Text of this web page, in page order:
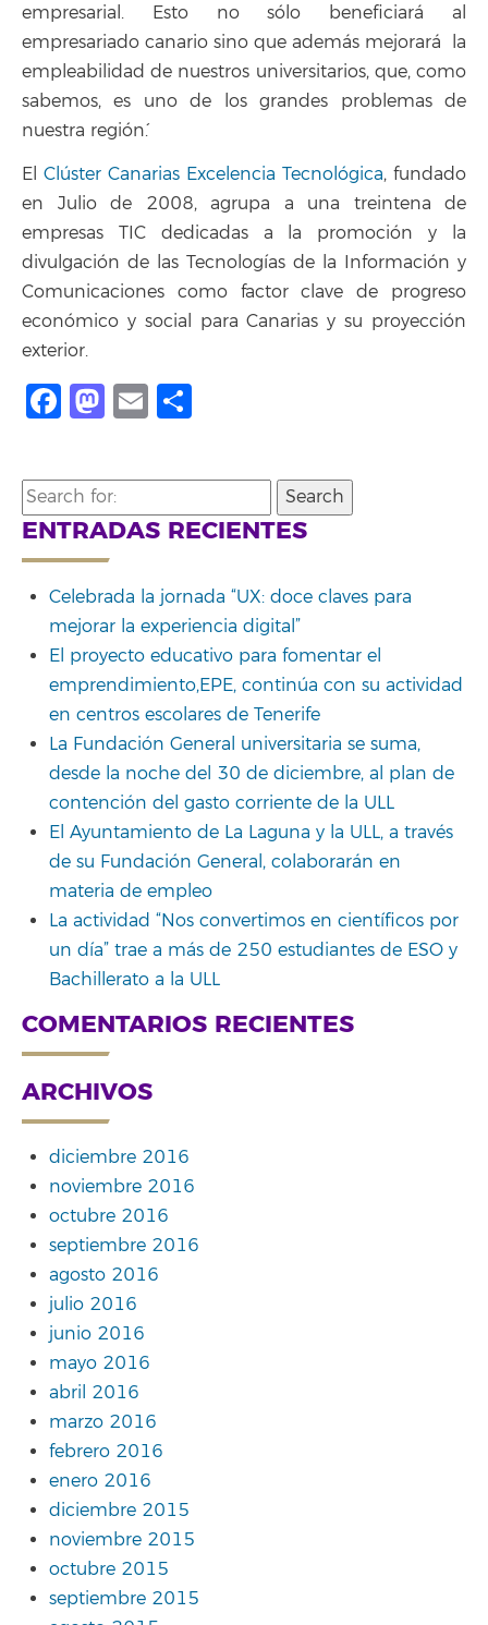
empresarial. Esto no sólo beneficiará al
empresariado canario sino que además mejorará la
empleabilidad de nuestros universitarios, que, como
sabemos, es uno de los grandes problemas de
nuestra región´.
El Clúster Canarias Excelencia Tecnológica, fundado
en Julio de 2008, agrupa a una treintena de
empresas TIC dedicadas a la promoción y la
divulgación de las Tecnologías de la Información y
Comunicaciones como factor clave de progreso
económico y social para Canarias y su proyección
exterior.
Facebook
Mastodon
Email
Search
for:
ENTRADAS RECIENTES
Celebrada la jornada “UX: doce claves para
mejorar la experiencia digital”
El proyecto educativo para fomentar el
emprendimiento,EPE, continúa con su actividad
en centros escolares de Tenerife
La Fundación General universitaria se suma,
desde la noche del 30 de diciembre, al plan de
contención del gasto corriente de la ULL
El Ayuntamiento de La Laguna y la ULL, a través
de su Fundación General, colaborarán en
materia de empleo
La actividad “Nos convertimos en científicos por
un día” trae a más de 250 estudiantes de ESO y
Bachillerato a la ULL
COMENTARIOS RECIENTES
ARCHIVOS
diciembre 2016
noviembre 2016
octubre 2016
septiembre 2016
agosto 2016
julio 2016
junio 2016
mayo 2016
abril 2016
marzo 2016
febrero 2016
enero 2016
diciembre 2015
noviembre 2015
octubre 2015
septiembre 2015